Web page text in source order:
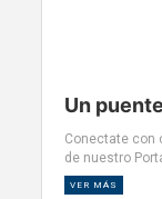
Un
Conectate con
de nuestro
VER MÁS